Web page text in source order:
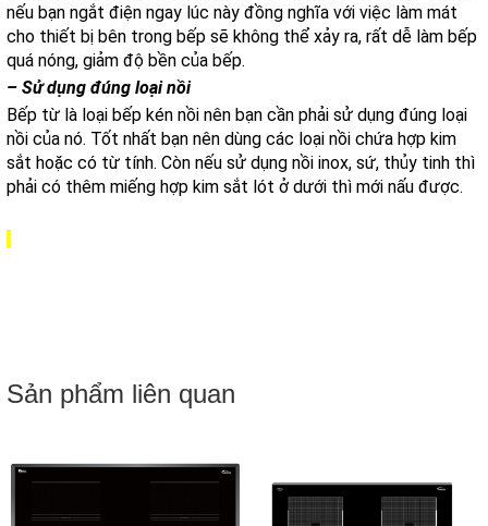
nếu bạn ngắt điện ngay lúc này đồng nghĩa với việc làm mát
cho thiết bị bên trong bếp sẽ không thể xảy ra, rất dễ làm bếp
quá nóng, giảm độ bền của bếp.
– Sử dụng đúng loại nồi
Bếp từ là loại bếp kén nồi nên bạn cần phải sử dụng đúng loại
nồi của nó. Tốt nhất bạn nên dùng các loại nồi chứa hợp kim
sắt hoặc có từ tính. Còn nếu sử dụng nồi inox, sứ, thủy tinh thì
phải có thêm miếng hợp kim sắt lót ở dưới thì mới nấu được.
Sản phẩm liên quan